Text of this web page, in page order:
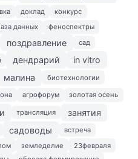
доклад
конкурс
данных
феноспектры
поздравление сад
дендрарий in vitro
малина биотехнологии
агрофорум золотая осень
трансляция занятия
садоводы
встреча
земледелие
23февраля